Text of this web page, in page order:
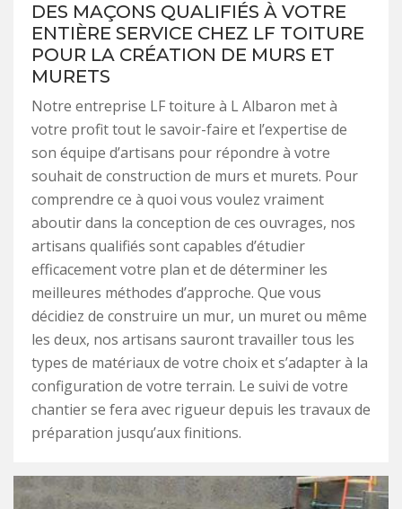
DES MAÇONS QUALIFIÉS À VOTRE
ENTIÈRE SERVICE CHEZ LF TOITURE
POUR LA CRÉATION DE MURS ET
MURETS
Notre entreprise LF toiture à L Albaron met à
votre profit tout le savoir-faire et l’expertise de
son équipe d’artisans pour répondre à votre
souhait de construction de murs et murets. Pour
comprendre ce à quoi vous voulez vraiment
aboutir dans la conception de ces ouvrages, nos
artisans qualifiés sont capables d’étudier
efficacement votre plan et de déterminer les
meilleures méthodes d’approche. Que vous
décidiez de construire un mur, un muret ou même
les deux, nos artisans sauront travailler tous les
types de matériaux de votre choix et s’adapter à la
configuration de votre terrain. Le suivi de votre
chantier se fera avec rigueur depuis les travaux de
préparation jusqu’aux finitions.